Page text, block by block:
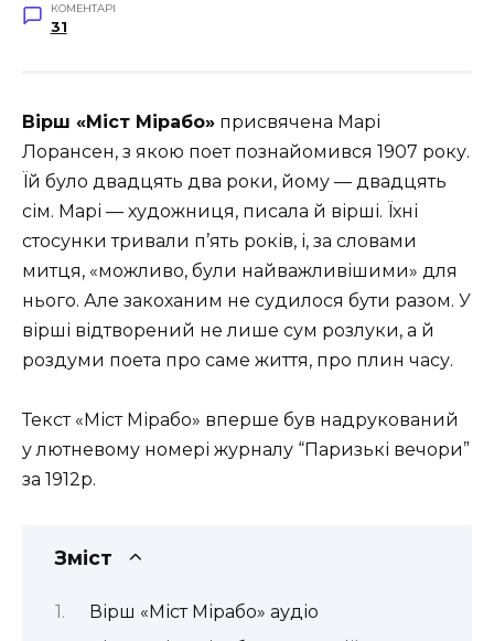
КОМЕНТАРІ
31
Вірш «Міст Мірабо» присвячена Марі
Лорансен, з якою поет познайомився 1907 року.
Їй було двадцять два роки, йому — двадцять
сім. Марі — художниця, писала й вірші. Їхні
стосунки тривали п’ять років, і, за словами
митця, «можливо, були найважливішими» для
нього. Але закоханим не судилося бути разом. У
вірші відтворений не лише сум розлуки, а й
роздуми поета про саме життя, про плин часу.
Текст «Міст Мірабо» вперше був надрукований
у лютневому номері журналу “Паризькі вечори”
за 1912р.
Зміст
Вірш «Міст Мірабо» аудіо